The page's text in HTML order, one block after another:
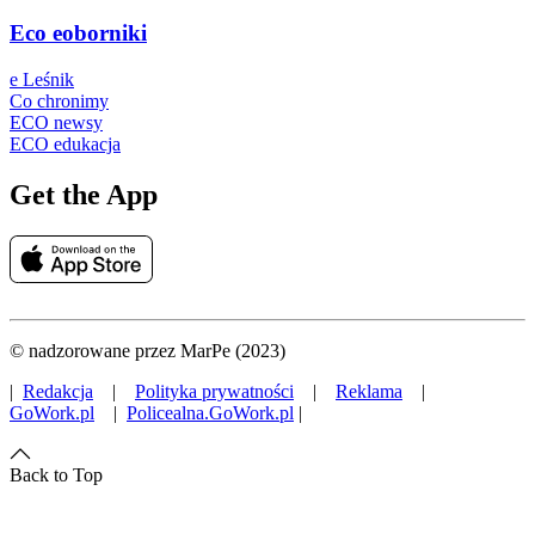
Eco eoborniki
e Leśnik
Co chronimy
ECO newsy
ECO edukacja
Get the App
© nadzorowane przez MarPe (2023)
| Redakcja | Polityka prywatności | Reklama |
GoWork.pl | Policealna.GoWork.pl |
Back to Top